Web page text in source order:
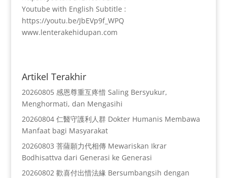
Youtube with English Subtitle :
https://youtu.be/JbEVp9f_WPQ
www.lenterakehidupan.com
Artikel Terakhir
20260805 感恩尊重互疼惜 Saling Bersyukur,
Menghormati, dan Mengasihi
20260804 仁醫守護利人群 Dokter Humanis Membawa
Manfaat bagi Masyarakat
20260803 菩薩願力代相傳 Mewariskan Ikrar
Bodhisattva dari Generasi ke Generasi
20260802 歡喜付出惜法緣 Bersumbangsih dengan